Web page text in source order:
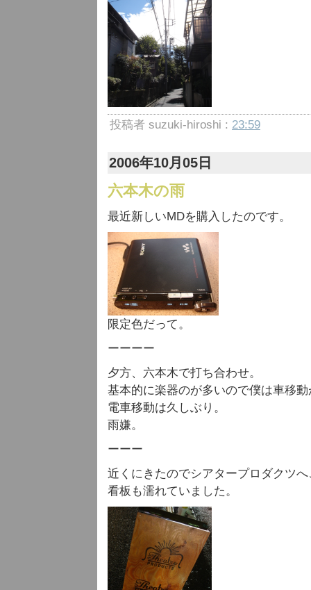
投稿者 suzuki-hiroshi : 23:59
2006年10月05日
六本木の雨
最近新しいMDを購入したのです。
限定色だって。
ーーーー
夕方、六本木で打ち合わせ。
基本的に楽器のが多いので僕は車移
電車移動は久しぶり。
雨嫌。
ーーー
近くにきたのでシアタープロダクツ
看板も濡れていました。